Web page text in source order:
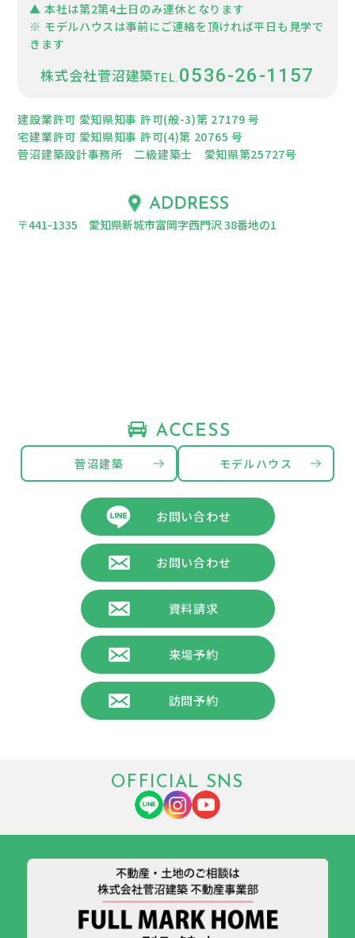
▲ 本社は第2第4土日のみ連休となります
※ モデルハウスは事前にご連絡を頂ければ平日も見学で
きます
株式会社菅沼建築 0536-26-1157
建設業許可 愛知県知事 許可(般-3)第 27179 号
宅建業許可 愛知県知事 許可(4)第 20765 号
菅沼建築設計事務所 二級建築士 愛知県第25727号
〒441-1335 愛知県新城市富岡字西門沢 38番地の1
菅沼建築 モデルハウス
お問い合わせ
お問い合わせ
資料請求
来場予約
訪問予約
OFFICIAL SNS